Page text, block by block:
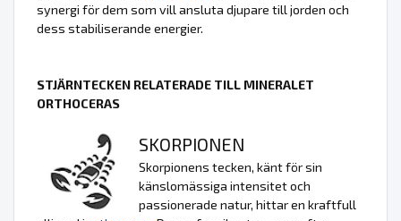
synergi för dem som vill ansluta djupare till jorden och
dess stabiliserande energier.
STJÄRNTECKEN RELATERADE TILL MINERALET
ORTHOCERAS
SKORPIONEN
Skorpionens tecken, känt för sin
känslomässiga intensitet och
passionerade natur, hittar en kraftfull